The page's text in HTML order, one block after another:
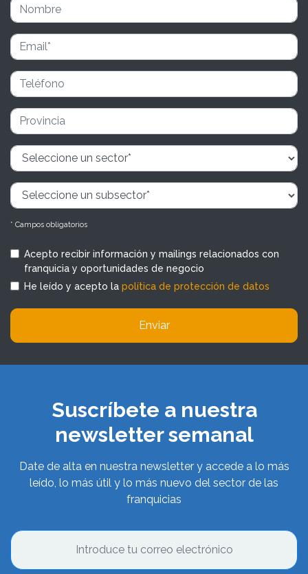
* Campos obligatorios
Acepto recibir información y mailings relacionados con
franquicia y oportunidades de negocio
He leído y acepto la política de protección de datos
Enviar
Suscríbete a nuestra
newsletter semanal
Date de alta en nuestra newsletter y accede a lo más
leído, lo más útil y lo más nuevo del sector de las
franquicias